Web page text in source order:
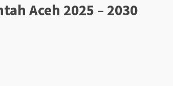
Aceh 2025 – 2030